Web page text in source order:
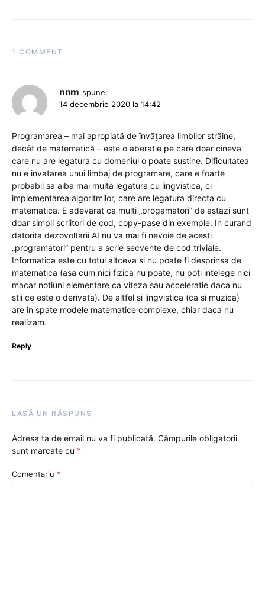
1 COMMENT
nnm spune:
14 decembrie 2020 la 14:42
Programarea – mai apropiată de învățarea limbilor străine,
decât de matematică – este o aberatie pe care doar cineva
care nu are legatura cu domeniul o poate sustine. Dificultatea
nu e invatarea unui limbaj de programare, care e foarte
probabil sa aiba mai multa legatura cu lingvistica, ci
implementarea algoritmilor, care are legatura directa cu
matematica. E adevarat ca multi „progamatori” de astazi sunt
doar simpli scriitori de cod, copy-pase din exemple. In curand
datorita dezovoltarii AI nu va mai fi nevoie de acesti
„programatori” pentru a scrie secvente de cod triviale.
Informatica este cu totul altceva si nu poate fi desprinsa de
matematica (asa cum nici fizica nu poate, nu poti intelege nici
macar notiuni elementare ca viteza sau acceleratie daca nu
stii ce este o derivata). De altfel si lingvistica (ca si muzica)
are in spate modele matematice complexe, chiar daca nu
realizam.
Reply
LASĂ UN RĂSPUNS
Adresa ta de email nu va fi publicată. Câmpurile obligatorii
sunt marcate cu *
Comentariu *